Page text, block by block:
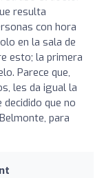
resulta
con hora
en la sala de
esto; la primera
Parece que,
les da igual la
que no
para